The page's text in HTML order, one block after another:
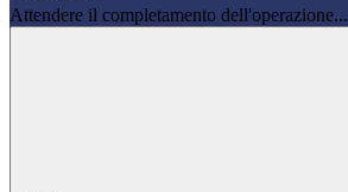
Attendere il completamento dell'operazione...